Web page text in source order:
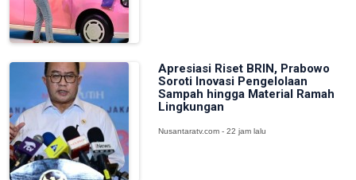
Apresiasi Riset BRIN, Prabowo
Soroti Inovasi Pengelolaan
Sampah hingga Material Ramah
Lingkungan
Nusantaratv.com - 22 jam lalu